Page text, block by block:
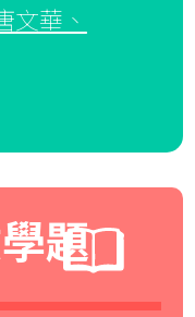
文華、
題